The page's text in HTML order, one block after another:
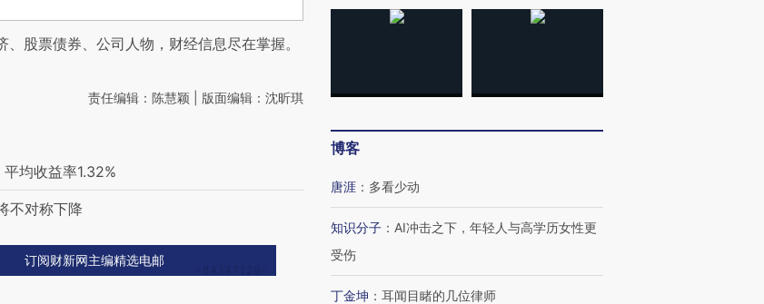
、股票债券、公司人物，财经信息尽在掌握。
责任编辑：陈慧颖 | 版面编辑：沈昕琪
均收益率1.32%
不对称下降
订阅财新网主编精选电邮
博客
唐涯 ： 多看少动
知识分子 ： AI冲击之下，年轻人与高学历女性更
受伤
丁金坤 ： 耳闻目睹的几位律师